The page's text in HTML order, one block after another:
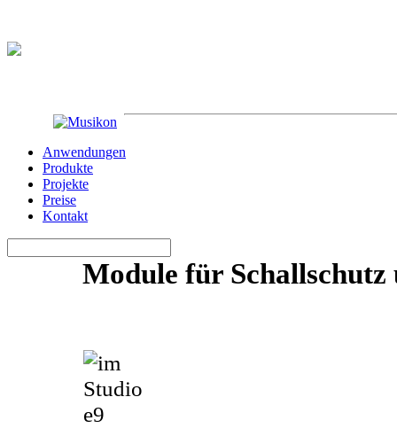
Anwendungen
Produkte
Projekte
Preise
Kontakt
Module für